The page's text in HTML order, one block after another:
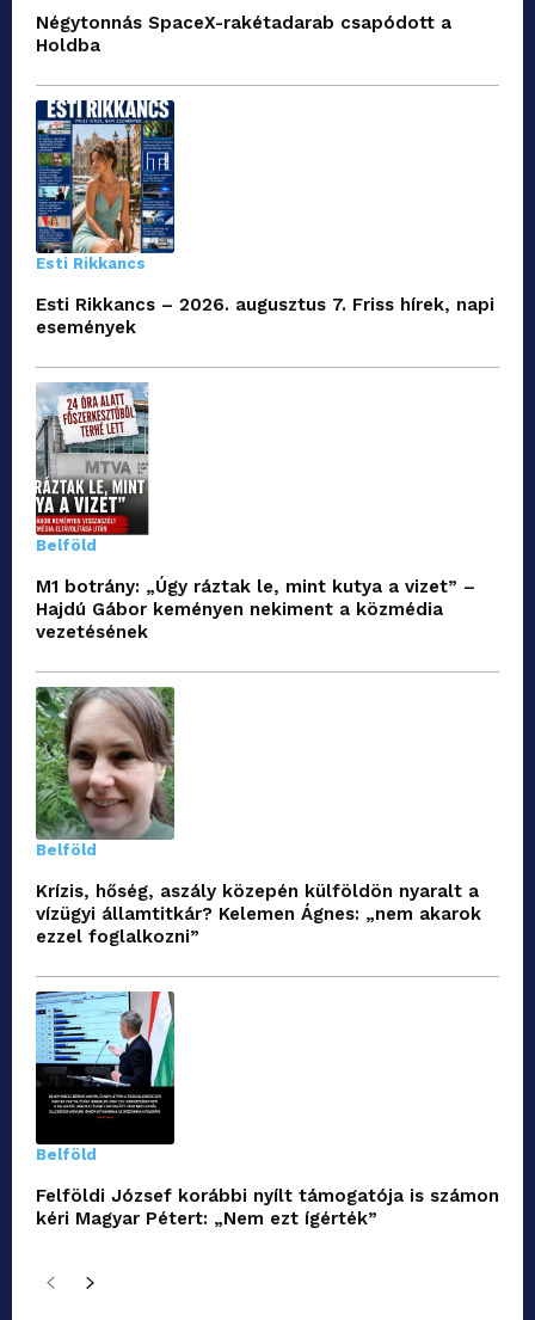
Négytonnás SpaceX-rakétadarab csapódott a
Holdba
Esti Rikkancs
Esti Rikkancs – 2026. augusztus 7. Friss hírek, napi
események
Belföld
M1 botrány: „Úgy ráztak le, mint kutya a vizet” –
Hajdú Gábor keményen nekiment a közmédia
vezetésének
Belföld
Krízis, hőség, aszály közepén külföldön nyaralt a
vízügyi államtitkár? Kelemen Ágnes: „nem akarok
ezzel foglalkozni”
Belföld
Felföldi József korábbi nyílt támogatója is számon
kéri Magyar Pétert: „Nem ezt ígérték”